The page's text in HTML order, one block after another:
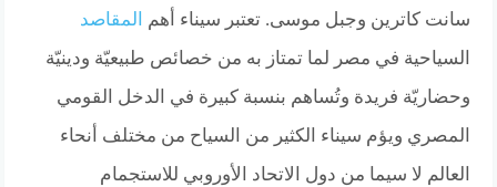
سانت كاترين وجبل موسى. تعتبر سيناء أهم المقاصد
السياحية في مصر لما تمتاز به من خصائص طبيعيّة ودينيّة
وحضاريّة فريدة وتُساهم بنسبة كبيرة في الدخل القومي
المصري ويؤم سيناء الكثير من السياح من مختلف أنحاء
العالم لا سيما من دول الاتحاد الأوروبي للاستجمام